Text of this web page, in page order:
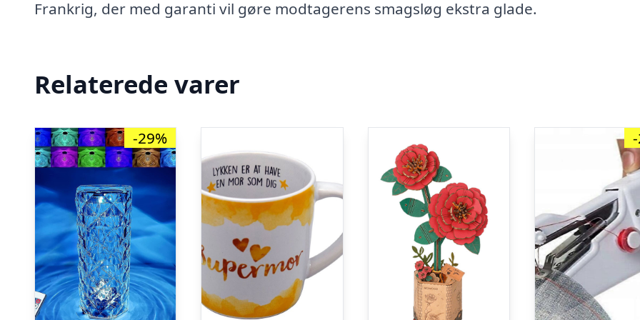
Frankrig, der med garanti vil gøre modtagerens smagsløg ekstra glade.
Relaterede varer
-29%